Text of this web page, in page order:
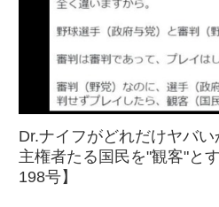
Dr.ナイフがどれだけヤバい
主権者たる国民を"観客"と
198号】